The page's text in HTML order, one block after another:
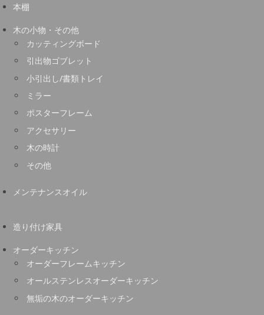
本棚
木の小物・その他
カッティングボード
引出物ゴブレット
小引出し/書類トレイ
ミラー
ポスターフレーム
アクセサリー
木の時計
その他
メンテナンスオイル
造り付け家具
オーダーキッチン
オーダーフレームキッチン
オールステンレスオーダーキッチン
無垢の木のオーダーキッチン